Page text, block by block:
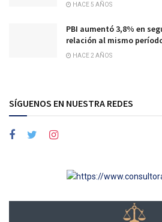
HACE 5 AÑOS
PBI aumentó 3,8% en
relación al mismo
HACE 2 AÑOS
SÍGUENOS EN NUESTRA REDES